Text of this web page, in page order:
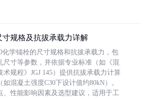
寸规格及抗拔承载力详解
化学锚栓的尺寸规格和抗拔承载力，包
尺寸等参数，并依据专业标准（如《混
术规程》JGJ 145）提供抗拔承载力计算
混凝土强度C30下设计值约80kN）。
、性能影响因素及选型建议，适用于工